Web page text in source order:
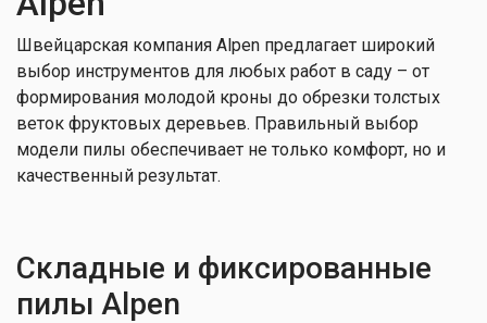
Швейцарская компания Alpen предлагает широкий
выбор инструментов для любых работ в саду – от
формирования молодой кроны до обрезки толстых
веток фруктовых деревьев. Правильный выбор
модели пилы обеспечивает не только комфорт, но и
качественный результат.
Складные и фиксированные
пилы Alpen